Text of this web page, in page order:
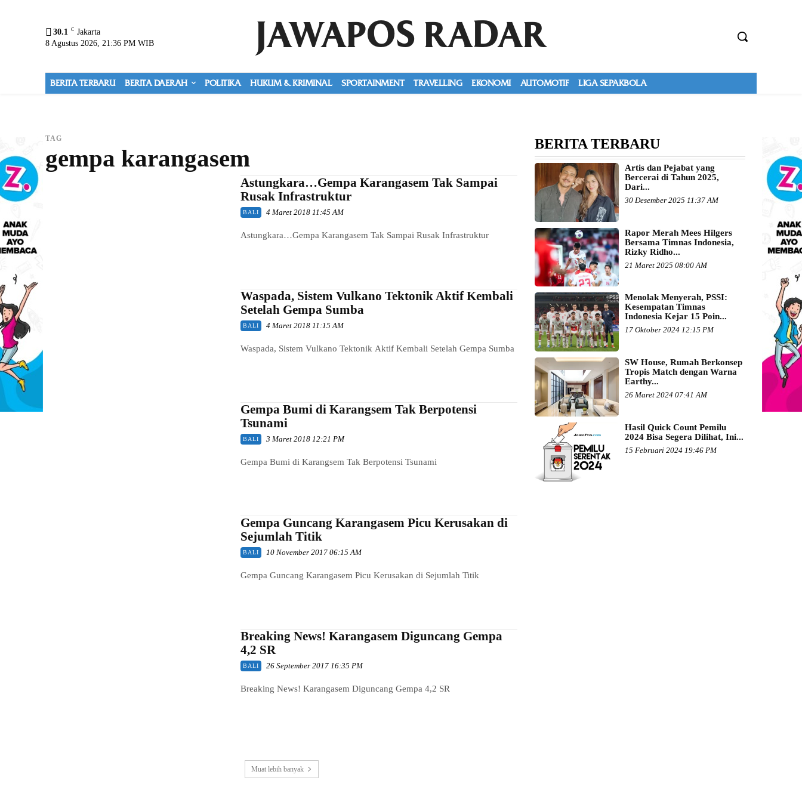
30.1 C Jakarta
8 Agustus 2026, 21:36 PM WIB
JAWAPOS RADAR
BERITA TERBARU BERITA DAERAH POLITIKA HUKUM & KRIMINAL SPORTAINMENT TRAVELLING EKONOMI AUTOMOTIF LIGA SEPAKBOLA
TAG
gempa karangasem
Astungkara…Gempa Karangasem Tak Sampai
Rusak Infrastruktur
BALI 4 Maret 2018 11:45 AM
Astungkara…Gempa Karangasem Tak Sampai Rusak Infrastruktur
Waspada, Sistem Vulkano Tektonik Aktif Kembali
Setelah Gempa Sumba
BALI 4 Maret 2018 11:15 AM
Waspada, Sistem Vulkano Tektonik Aktif Kembali Setelah Gempa Sumba
Gempa Bumi di Karangsem Tak Berpotensi
Tsunami
BALI 3 Maret 2018 12:21 PM
Gempa Bumi di Karangsem Tak Berpotensi Tsunami
Gempa Guncang Karangasem Picu Kerusakan di
Sejumlah Titik
BALI 10 November 2017 06:15 AM
Gempa Guncang Karangasem Picu Kerusakan di Sejumlah Titik
Breaking News! Karangasem Diguncang Gempa
4,2 SR
BALI 26 September 2017 16:35 PM
Breaking News! Karangasem Diguncang Gempa 4,2 SR
Muat lebih banyak
BERITA TERBARU
Artis dan Pejabat yang
Bercerai di Tahun 2025,
Dari...
30 Desember 2025 11:37 AM
Rapor Merah Mees Hilgers
Bersama Timnas Indonesia,
Rizky Ridho...
21 Maret 2025 08:00 AM
Menolak Menyerah, PSSI:
Kesempatan Timnas
Indonesia Kejar 15 Poin...
17 Oktober 2024 12:15 PM
SW House, Rumah Berkonsep
Tropis Match dengan Warna
Earthy...
26 Maret 2024 07:41 AM
Hasil Quick Count Pemilu
2024 Bisa Segera Dilihat, Ini...
15 Februari 2024 19:46 PM